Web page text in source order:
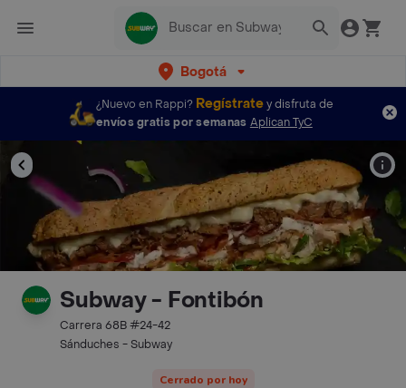
Bogotá
¿Nuevo en Rappi? Regístratey disfruta de
envíos gratis por semanas Aplican TyC
Subway - Fontibón
Carrera 68B #24-42
Sánduches - Subway
Cerrado por hoy